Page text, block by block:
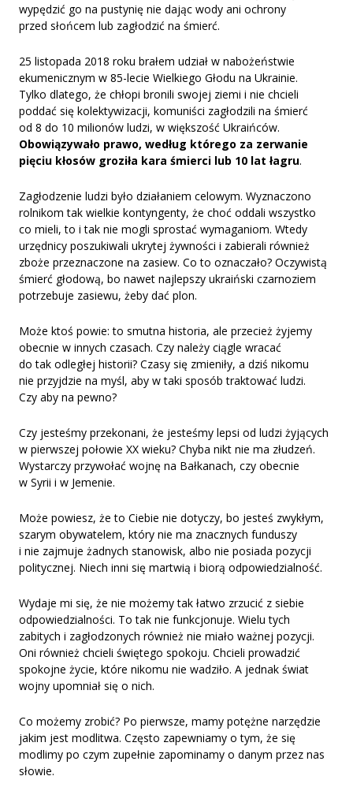
wypędzić go na pustynię nie dając wody ani ochrony
przed słońcem lub zagłodzić na śmierć.
25 listopada 2018 roku brałem udział w nabożeństwie
ekumenicznym w 85-lecie Wielkiego Głodu na Ukrainie.
Tylko dlatego, że chłopi bronili swojej ziemi i nie chcieli
poddać się kolektywizacji, komuniści zagłodzili na śmierć
od 8 do 10 milionów ludzi, w większość Ukraińców.
Obowiązywało prawo, według którego za zerwanie
pięciu kłosów groziła kara śmierci lub 10 lat łagru.
Zagłodzenie ludzi było działaniem celowym. Wyznaczono
rolnikom tak wielkie kontyngenty, że choć oddali wszystko
co mieli, to i tak nie mogli sprostać wymaganiom. Wtedy
urzędnicy poszukiwali ukrytej żywności i zabierali również
zboże przeznaczone na zasiew. Co to oznaczało? Oczywistą
śmierć głodową, bo nawet najlepszy ukraiński czarnoziem
potrzebuje zasiewu, żeby dać plon.
Może ktoś powie: to smutna historia, ale przecież żyjemy
obecnie w innych czasach. Czy należy ciągle wracać
do tak odległej historii? Czasy się zmieniły, a dziś nikomu
nie przyjdzie na myśl, aby w taki sposób traktować ludzi.
Czy aby na pewno?
Czy jesteśmy przekonani, że jesteśmy lepsi od ludzi żyjących
w pierwszej połowie XX wieku? Chyba nikt nie ma złudzeń.
Wystarczy przywołać wojnę na Bałkanach, czy obecnie
w Syrii i w Jemenie.
Może powiesz, że to Ciebie nie dotyczy, bo jesteś zwykłym,
szarym obywatelem, który nie ma znacznych funduszy
i nie zajmuje żadnych stanowisk, albo nie posiada pozycji
politycznej. Niech inni się martwią i biorą odpowiedzialność.
Wydaje mi się, że nie możemy tak łatwo zrzucić z siebie
odpowiedzialności. To tak nie funkcjonuje. Wielu tych
zabitych i zagłodzonych również nie miało ważnej pozycji.
Oni również chcieli świętego spokoju. Chcieli prowadzić
spokojne życie, które nikomu nie wadziło. A jednak świat
wojny upomniał się o nich.
Co możemy zrobić? Po pierwsze, mamy potężne narzędzie
jakim jest modlitwa. Często zapewniamy o tym, że się
modlimy po czym zupełnie zapominamy o danym przez nas
słowie.